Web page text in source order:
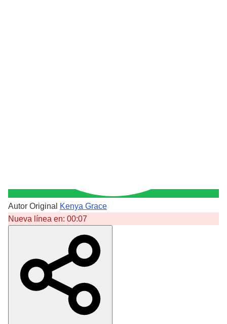
Autor Original
Kenya Grace
Nueva línea en: 00:07